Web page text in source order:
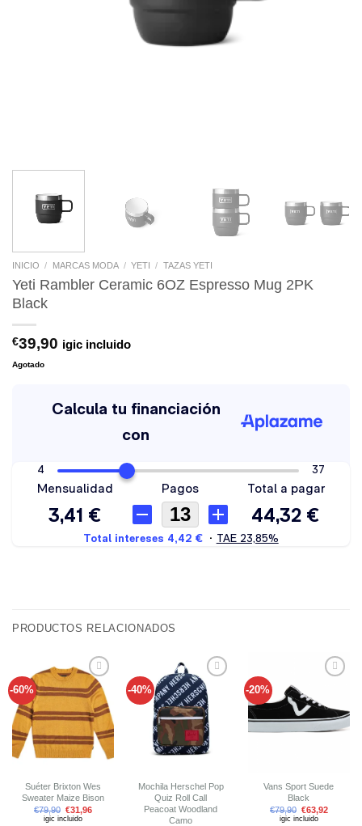
INICIO / MARCAS MODA / YETI / TAZAS YETI
Yeti Rambler Ceramic 6OZ Espresso Mug 2PK
Black
€39,90 igic incluido
Agotado
PRODUCTOS RELACIONADOS
-60%
Añadir
a tu
lista de
deseos
Suéter Brixton Wes
Sweater Maize Bison
€79,90 €31,96
igic incluido
-40%
Añadir
a tu
lista de
deseos
Mochila Herschel Pop
Quiz Roll Call
Peacoat Woodland
Camo
-20%
lista de
deseos
Vans Sport Suede
Black
€79,90 €63,92
igic incluido